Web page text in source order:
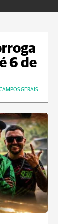
6 de
CAMPOS GERAIS